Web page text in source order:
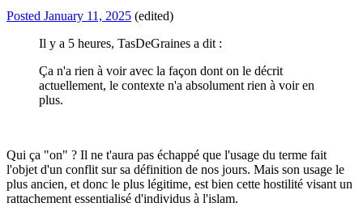
Posted January 11, 2025 (edited)
Il y a 5 heures, TasDeGraines a dit :
Ça n'a rien à voir avec la façon dont on le décrit
actuellement, le contexte n'a absolument rien à voir en
plus.
Qui ça "on" ? Il ne t'aura pas échappé que l'usage du terme fait
l'objet d'un conflit sur sa définition de nos jours. Mais son usage le
plus ancien, et donc le plus légitime, est bien cette hostilité visant un
rattachement essentialisé d'individus à l'islam.